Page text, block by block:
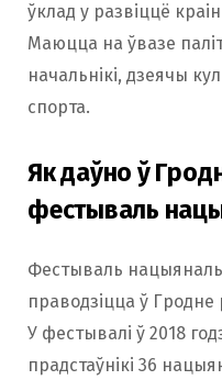
ўклад у развіццё
Маюцца на ўвазе
начальнікі, дзеячы
спорта.
Як даўно ў
фестываль
Фестываль
праводзіцца ў Гродне
У фестывалі ў 2018
прадстаўнікі 36